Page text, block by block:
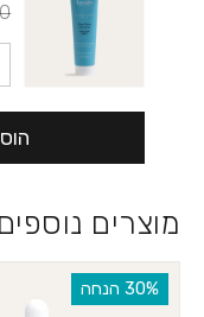
הוסיפי
מוצרים
‫30% הנחה